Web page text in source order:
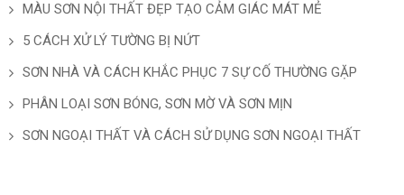
MÀU SƠN NỘI THẤT ĐẸP TẠO CẢM GIÁC MÁT MẺ
5 CÁCH XỬ LÝ TƯỜNG BỊ NỨT
SƠN NHÀ VÀ CÁCH KHẮC PHỤC 7 SỰ CỐ THƯỜNG GẶP
PHÂN LOẠI SƠN BÓNG, SƠN MỜ VÀ SƠN MỊN
SƠN NGOẠI THẤT VÀ CÁCH SỬ DỤNG SƠN NGOẠI THẤT